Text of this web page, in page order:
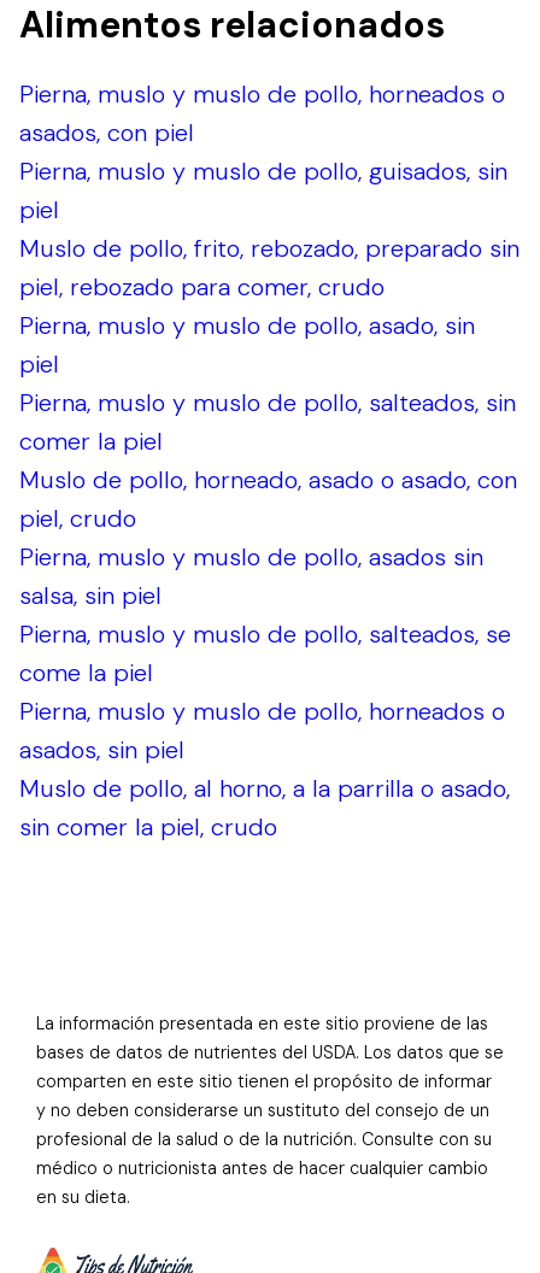
Alimentos relacionados
Pierna, muslo y muslo de pollo, horneados o
asados, con piel
Pierna, muslo y muslo de pollo, guisados, sin
piel
Muslo de pollo, frito, rebozado, preparado sin
piel, rebozado para comer, crudo
Pierna, muslo y muslo de pollo, asado, sin
piel
Pierna, muslo y muslo de pollo, salteados, sin
comer la piel
Muslo de pollo, horneado, asado o asado, con
piel, crudo
Pierna, muslo y muslo de pollo, asados sin
salsa, sin piel
Pierna, muslo y muslo de pollo, salteados, se
come la piel
Pierna, muslo y muslo de pollo, horneados o
asados, sin piel
Muslo de pollo, al horno, a la parrilla o asado,
sin comer la piel, crudo
La información presentada en este sitio proviene de las
bases de datos de nutrientes del USDA. Los datos que se
comparten en este sitio tienen el propósito de informar
y no deben considerarse un sustituto del consejo de un
profesional de la salud o de la nutrición. Consulte con su
médico o nutricionista antes de hacer cualquier cambio
en su dieta.